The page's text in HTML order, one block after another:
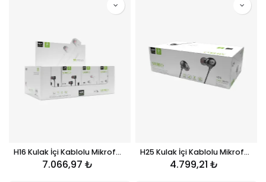
H16 Kulak İçi Kablolu Mikrofonlu Kulaklık 40'lı Paket
7.066,97 ₺
H25 Kulak İçi Kablolu Mikrofonlu Kulaklık 40'lı Paket
4.799,21 ₺